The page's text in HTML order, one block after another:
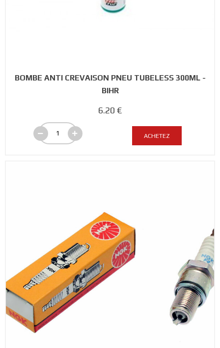
BOMBE ANTI CREVAISON PNEU TUBELESS 300ML -
BIHR
6.20 €
ACHETEZ